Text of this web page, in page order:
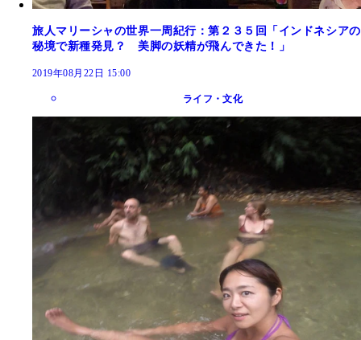
旅人マリーシャの世界一周紀行：第２３５回「インドネシアの
秘境で新種発見？ 美脚の妖精が飛んできた！」
2019年08月22日 15:00
ライフ・文化